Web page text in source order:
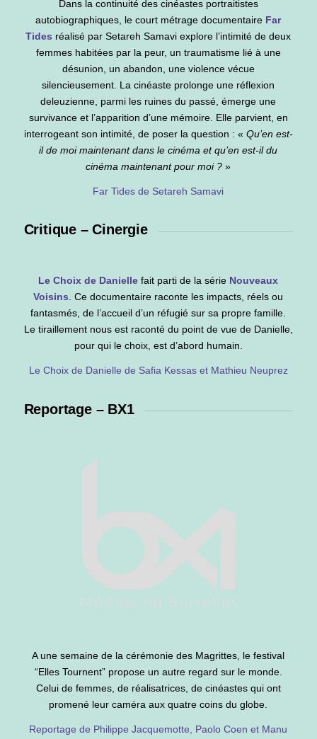
Dans la continuité des cinéastes portraitistes
autobiographiques, le court métrage documentaire Far
Tides réalisé par Setareh Samavi explore l’intimité de deux
femmes habitées par la peur, un traumatisme lié à une
désunion, un abandon, une violence vécue
silencieusement. La cinéaste prolonge une réflexion
deleuzienne, parmi les ruines du passé, émerge une
survivance et l’apparition d’une mémoire. Elle parvient, en
interrogeant son intimité, de poser la question : « Qu’en est-
il de moi maintenant dans le cinéma et qu’en est-il du
cinéma maintenant pour moi ? »
Far Tides de Setareh Samavi
Critique – Cinergie
LeChoix de Danielle fait parti de la série Nouveaux
Voisins . Ce documentaire raconte les impacts, réels ou
fantasmés, de l’accueil d’un réfugié sur sa propre famille.
Le tiraillement nous est raconté du point de vue de Danielle,
pour qui le choix, est d’abord humain.
Le Choix de Danielle de Safia Kessas et Mathieu Neuprez
Reportage – BX1
A une semaine de la cérémonie des Magrittes, le festival
“Elles Tournent” propose un autre regard sur le monde.
Celui de femmes, de réalisatrices, de cinéastes qui ont
promené leur caméra aux quatre coins du globe.
Reportage de Philippe Jacquemotte, Paolo Coen et Manu